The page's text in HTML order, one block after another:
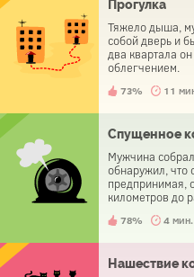
Прогулка
Тяжело дыша,
собой дверь и
два квартала
облегчением.
73% 11
Спущенное
Мужчина
обнаружил, что
предпринимая,
километров до
78% 4 мин.
Нашествие